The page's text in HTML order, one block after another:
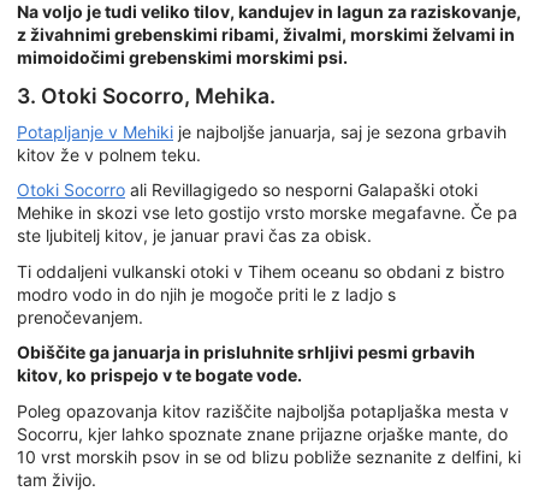
Na voljo je tudi veliko tilov, kandujev in lagun za raziskovanje,
z živahnimi grebenskimi ribami, živalmi, morskimi želvami in
mimoidočimi grebenskimi morskimi psi.
3. Otoki Socorro, Mehika.
Potapljanje v Mehiki je najboljše januarja, saj je sezona grbavih
kitov že v polnem teku.
Otoki Socorro ali Revillagigedo so nesporni Galapaški otoki
Mehike in skozi vse leto gostijo vrsto morske megafavne. Če pa
ste ljubitelj kitov, je januar pravi čas za obisk.
Ti oddaljeni vulkanski otoki v Tihem oceanu so obdani z bistro
modro vodo in do njih je mogoče priti le z ladjo s
prenočevanjem.
Obiščite ga januarja in prisluhnite srhljivi pesmi grbavih
kitov, ko prispejo v te bogate vode.
Poleg opazovanja kitov raziščite najboljša potapljaška mesta v
Socorru, kjer lahko spoznate znane prijazne orjaške mante, do
10 vrst morskih psov in se od blizu pobliže seznanite z delfini, ki
tam živijo.